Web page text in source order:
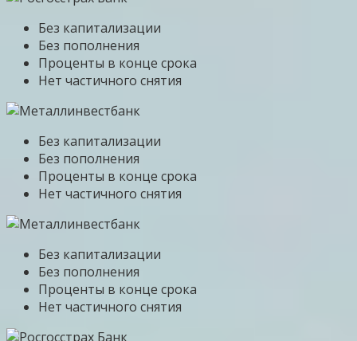
Без капитализации
Без пополнения
Проценты в конце срока
Нет частичного снятия
Без капитализации
Без пополнения
Проценты в конце срока
Нет частичного снятия
Без капитализации
Без пополнения
Проценты в конце срока
Нет частичного снятия